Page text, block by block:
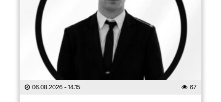
06.08.2026 - 14:15 67